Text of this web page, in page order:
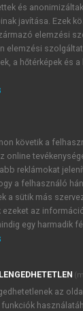
újdonságairól,
Kiadó Zrt.
foglaltakat
feltételeket,
és
javítása. Ezek
elemzési
elemzési
a hőtérképek és
követik a
online
reklámokat
a felhasználó
a sütik más
az
egy harmadik
az